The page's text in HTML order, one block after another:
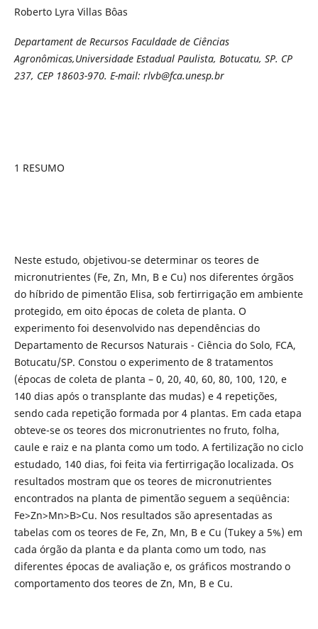
Roberto Lyra Villas Bôas
Departament de Recursos Faculdade de Ciências
Agronômicas,Universidade Estadual Paulista, Botucatu, SP. CP
237, CEP 18603-970. E-mail: rlvb@fca.unesp.br
1 RESUMO
Neste estudo, objetivou-se determinar os teores de
micronutrientes (Fe, Zn, Mn, B e Cu) nos diferentes órgãos
do híbrido de pimentão Elisa, sob fertirrigação em ambiente
protegido, em oito épocas de coleta de planta. O
experimento foi desenvolvido nas dependências do
Departamento de Recursos Naturais - Ciência do Solo, FCA,
Botucatu/SP. Constou o experimento de 8 tratamentos
(épocas de coleta de planta – 0, 20, 40, 60, 80, 100, 120, e
140 dias após o transplante das mudas) e 4 repetições,
sendo cada repetição formada por 4 plantas. Em cada etapa
obteve-se os teores dos micronutrientes no fruto, folha,
caule e raiz e na planta como um todo. A fertilização no ciclo
estudado, 140 dias, foi feita via fertirrigação localizada. Os
resultados mostram que os teores de micronutrientes
encontrados na planta de pimentão seguem a seqüência:
Fe>Zn>Mn>B>Cu. Nos resultados são apresentadas as
tabelas com os teores de Fe, Zn, Mn, B e Cu (Tukey a 5%) em
cada órgão da planta e da planta como um todo, nas
diferentes épocas de avaliação e, os gráficos mostrando o
comportamento dos teores de Zn, Mn, B e Cu.